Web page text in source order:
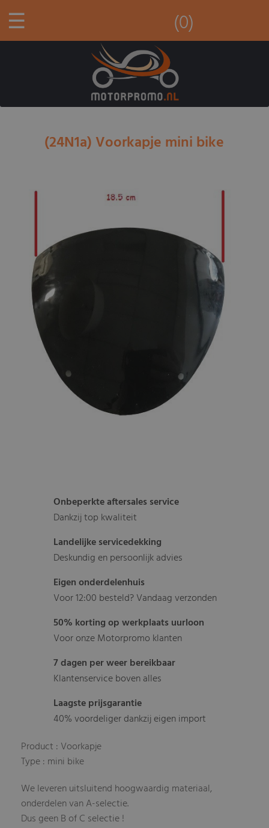
☰ (0)
(24N1a) Voorkapje mini bike
Onbeperkte aftersales service
Dankzij top kwaliteit
Landelijke servicedekking
Deskundig en persoonlijk advies
Eigen onderdelenhuis
Voor 12:00 besteld? Vandaag verzonden
50% korting op werkplaats uurloon
Voor onze Motorpromo klanten
7 dagen per weer bereikbaar
Klantenservice boven alles
Laagste prijsgarantie
40% voordeliger dankzij eigen import
Product : Voorkapje
Type : mini bike
We leveren uitsluitend hoogwaardig materiaal,
onderdelen van A-selectie.
Dus geen B of C selectie !